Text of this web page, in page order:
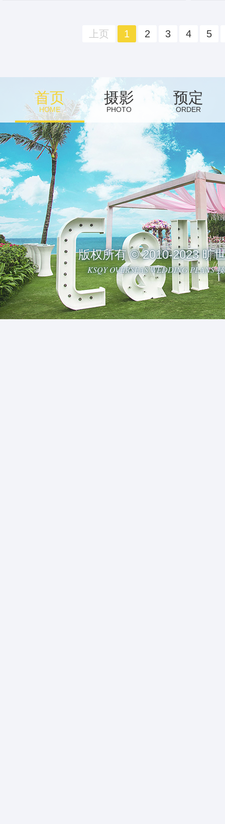
上页 1 2 3 4 5
首页
HOME
摄影
PHOTO
预定
ORDER
版权所有 © 2010-2023 旷
KSQY OVERSEAS WEDDING PLANS